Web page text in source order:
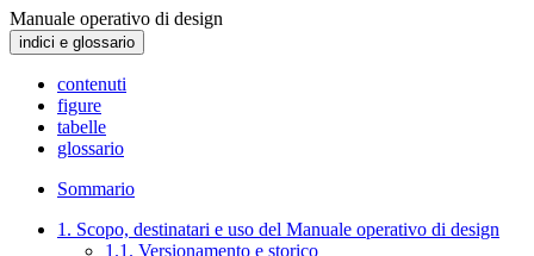
Manuale operativo di design
indici e glossario
contenuti
figure
tabelle
glossario
Sommario
1. Scopo, destinatari e uso del Manuale operativo di design
1.1. Versionamento e storico